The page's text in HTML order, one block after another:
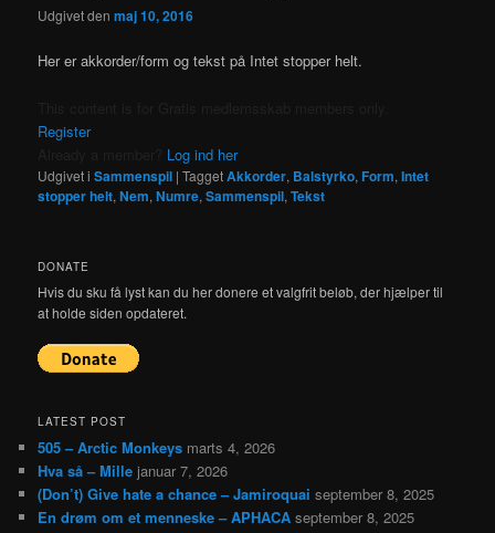
Udgivet denmaj 10, 2016
Her er akkorder/form og tekst på Intet stopper helt.
Register
Log ind her
Udgivet i Sammenspil |TaggetAkkorder, Balstyrko,Form,Intet
stopper helt,Nem,Numre,Sammenspil,Tekst
DONATE
Hvis du sku få lyst kan du her donere et valgfrit beløb, der hjælper til
at holde siden opdateret.
LATEST POST
505 – Arctic Monkeys marts 4, 2026
Hva så – Mille januar 7, 2026
(Don’t) Give hate a chance – Jamiroquai september 8, 2025
En drøm om et menneske – APHACA september 8, 2025